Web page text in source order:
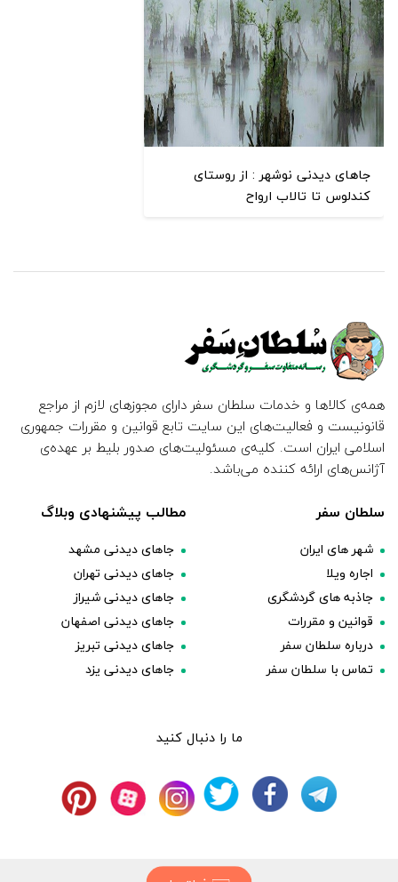
جاهای دیدنی نوشهر : از روستای
کندلوس تا تالاب ارواح
همه‌ی کالاها و خدمات سلطان سفر دارای مجوزهای لازم از مراجع
قانونیست و فعالیت‌های این سایت تابع قوانین و مقررات جمهوری
اسلامی ایران است. کلیه‌ی مسئولیت‌های صدور بلیط بر عهده‌ی
آژانس‌های ارائه کننده می‌باشد.
سلطان سفر
شهر های ایران
اجاره ویلا
جاذبه های گردشگری
قوانین و مقررات
درباره سلطان سفر
تماس با سلطان سفر
مطالب پیشنهادی وبلاگ
جاهای دیدنی مشهد
جاهای دیدنی تهران
جاهای دیدنی شیراز
جاهای دیدنی اصفهان
جاهای دیدنی تبریز
جاهای دیدنی یزد
ما را دنبال کنید